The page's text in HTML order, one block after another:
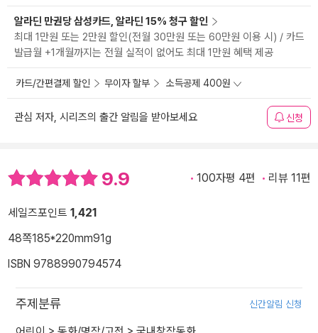
알라딘 만권당 삼성카드, 알라딘 15% 청구 할인
최대 1만원 또는 2만원 할인(전월 30만원 또는 60만원 이용 시) / 카드
발급월 +1개월까지는 전월 실적이 없어도 최대 1만원 혜택 제공
카드/간편결제 할인 무이자 할부 소득공제 400원
관심 저자, 시리즈의 출간 알림을 받아보세요 신청
9.9 100자평 4편 리뷰 11편
세일즈포인트 1,421
48쪽185*220mm91g
ISBN 9788990794574
주제분류 신간알림 신청